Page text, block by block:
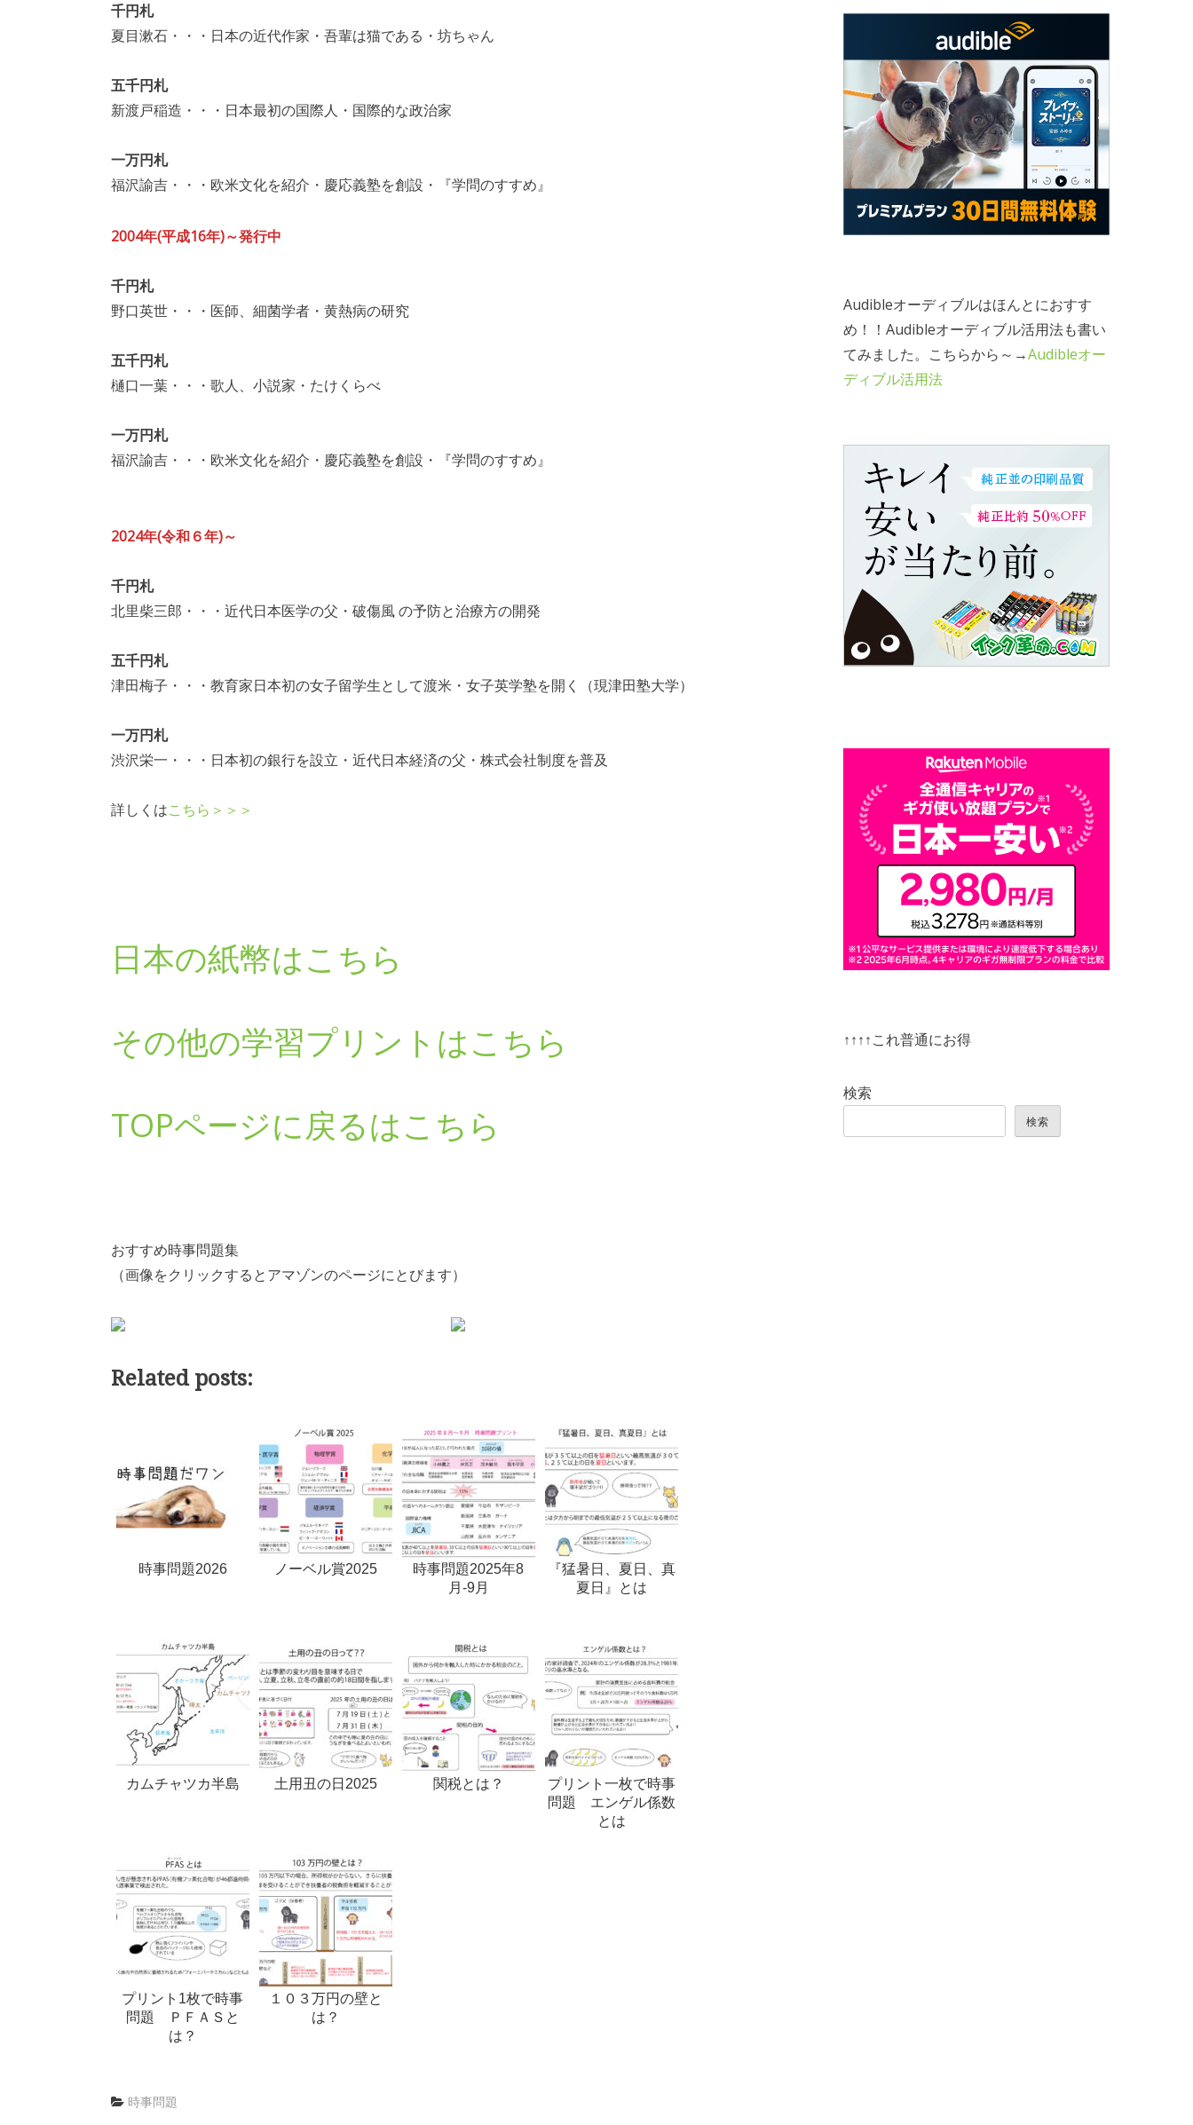
千円札
夏目漱石・・・日本の近代作家・吾輩は猫である・坊ちゃん
五千円札
新渡戸稲造・・・日本最初の国際人・国際的な政治家
一万円札
福沢諭吉・・・欧米文化を紹介・慶応義塾を創設・『学問のすすめ』
2004年(平成16年)～発行中
千円札
野口英世・・・医師、細菌学者・黄熱病の研究
五千円札
樋口一葉・・・歌人、小説家・たけくらべ
一万円札
福沢諭吉・・・欧米文化を紹介・慶応義塾を創設・『学問のすすめ』
2024年(令和６年)～
千円札
北里柴三郎・・・近代日本医学の父・破傷風 の予防と治療方の開発
五千円札
津田梅子・・・教育家日本初の女子留学生として渡米・女子英学塾を開く（現津田塾大学）
一万円札
渋沢栄一・・・日本初の銀行を設立・近代日本経済の父・株式会社制度を普及
詳しくはこちら＞＞＞
日本の紙幣はこちら
その他の学習プリントはこちら
TOPページに戻るはこちら
おすすめ時事問題集
（画像をクリックするとアマゾンのページにとびます）
Related posts:
時事問題2026 ノーベル賞2025
時事問題2025年8
月-9月
『猛暑日、夏日、真
夏日』とは
カムチャツカ半島 土用丑の日2025 関税とは？
プリント一枚で時事
問題 エンゲル係数
とは
プリント1枚で時事
問題 ＰＦＡＳと
は？
１０３万円の壁と
は？
時事問題
Audibleオーディブルはほんとにおすす
め！！Audibleオーディブル活用法も書い
てみました。こちらから～→Audibleオー
ディブル活用法
↑↑↑↑これ普通にお得
検索
検索